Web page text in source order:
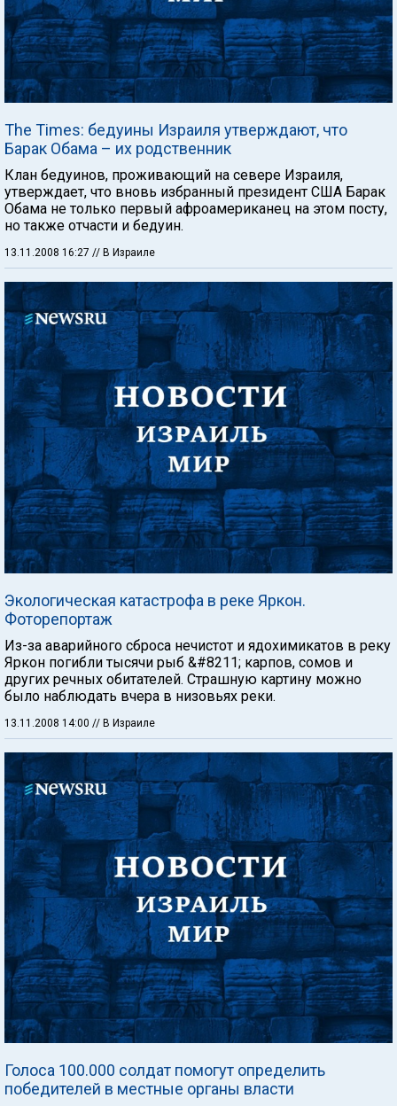
The Times: бедуины Израиля утверждают, что
Барак Обама – их родственник
Клан бедуинов, проживающий на севере Израиля,
утверждает, что вновь избранный президент США Барак
Обама не только первый афроамериканец на этом посту,
но также отчасти и бедуин.
13.11.2008 16:27 // В Израиле
Экологическая катастрофа в реке Яркон.
Фоторепортаж
Из-за аварийного сброса нечистот и ядохимикатов в реку
Яркон погибли тысячи рыб &#8211; карпов, сомов и
других речных обитателей. Страшную картину можно
было наблюдать вчера в низовьях реки.
13.11.2008 14:00 // В Израиле
Голоса 100.000 солдат помогут определить
победителей в местные органы власти